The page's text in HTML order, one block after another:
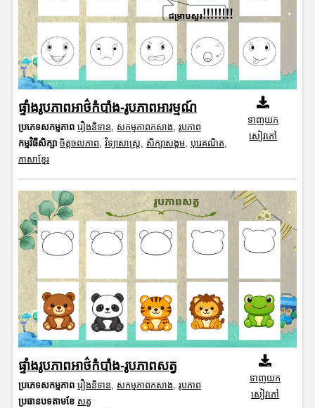
ផ្ទាំងរូបភាពអាថ៌កំបាំង-រូបភាពអារម្មណ៍
ប្រភេទសកម្មភាព រឿងនិទាន, សកម្មភាពកសាង, រូបភាព
កម្មវិធីសិក្សា ចិត្តចលភាព, វិទ្យាសាស្រ្ត, សិក្សាសង្គម, បុរេគណិត,
ភាសាខ្មែរ
ទាញយក
សៀវភៅ
ផ្ទាំងរូបភាពអាថ៌កំបាំង-រូបភាពសត្វ
ប្រភេទសកម្មភាព រឿងនិទាន, សកម្មភាពកសាង, រូបភាព
ប្រធានបទតាមខែ សត្វ
ទាញយក
សៀវភៅ